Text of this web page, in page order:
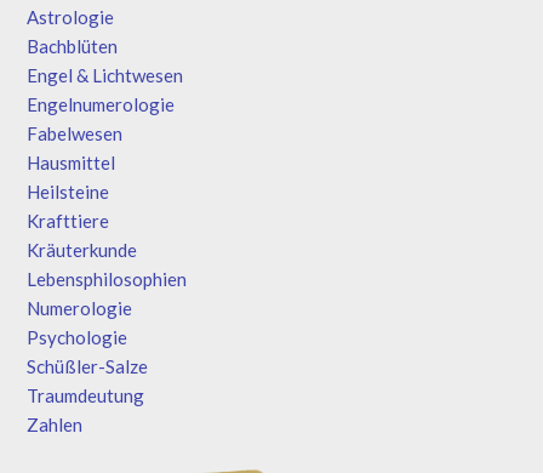
Astrologie
Bachblüten
Engel & Lichtwesen
Engelnumerologie
Fabelwesen
Hausmittel
Heilsteine
Krafttiere
Kräuterkunde
Lebensphilosophien
Numerologie
Psychologie
Schüßler-Salze
Traumdeutung
Zahlen